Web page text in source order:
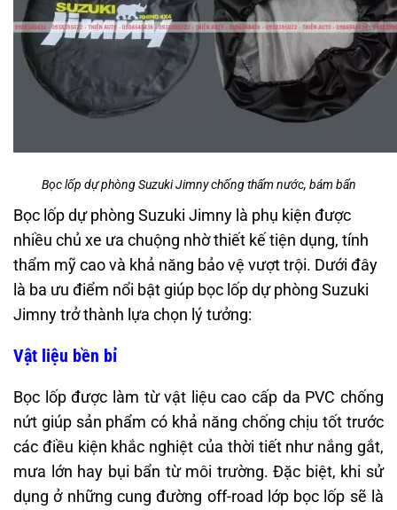
Bọc lốp dự phòng Suzuki Jimny chống thấm nước, bám bẩn
Bọc lốp dự phòng Suzuki Jimny là phụ kiện được
nhiều chủ xe ưa chuộng nhờ thiết kế tiện dụng, tính
thẩm mỹ cao và khả năng bảo vệ vượt trội. Dưới đây
là ba ưu điểm nổi bật giúp bọc lốp dự phòng Suzuki
Jimny trở thành lựa chọn lý tưởng:
Vật liệu bền bỉ
Bọc lốp được làm từ vật liệu cao cấp da PVC chống
nứt giúp sản phẩm có khả năng chống chịu tốt trước
các điều kiện khắc nghiệt của thời tiết như nắng gắt,
mưa lớn hay bụi bẩn từ môi trường. Đặc biệt, khi sử
dụng ở những cung đường off-road lớp bọc lốp sẽ là